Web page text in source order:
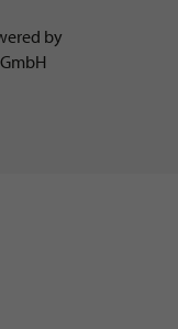
by